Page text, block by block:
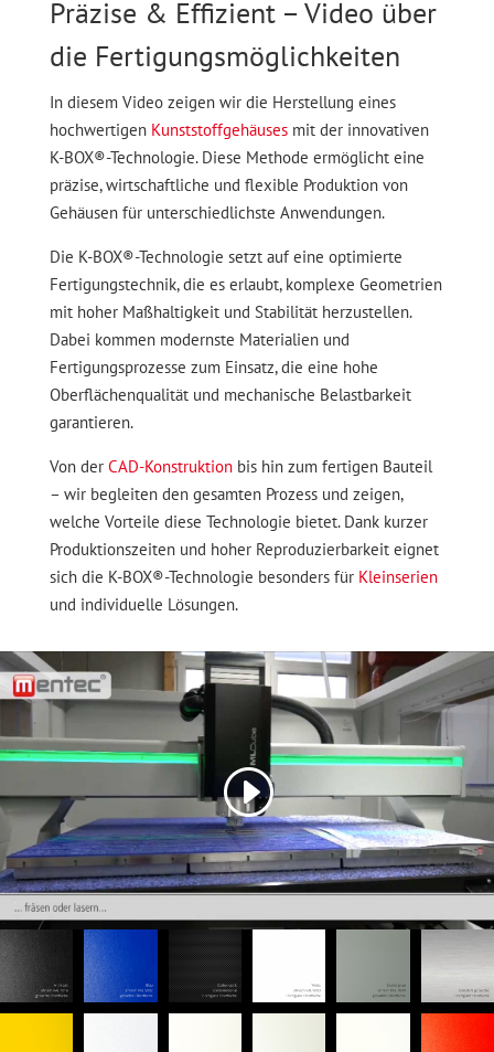
Präzise & Effizient – Video über
die Fertigungsmöglichkeiten
In diesem Video zeigen wir die Herstellung eines
hochwertigen Kunststoffgehäusesmit der innovativen
K-BOX®-Technologie. Diese Methode ermöglicht eine
präzise, wirtschaftliche und flexible Produktion von
Gehäusen für unterschiedlichste Anwendungen.
Die K-BOX®-Technologie setzt auf eine optimierte
Fertigungstechnik, die es erlaubt, komplexe Geometrien
mit hoher Maßhaltigkeit und Stabilität herzustellen.
Dabei kommen modernste Materialien und
Fertigungsprozesse zum Einsatz, die eine hohe
Oberflächenqualität und mechanische Belastbarkeit
garantieren.
Von der CAD-Konstruktionbis hin zum fertigen Bauteil
– wir begleiten den gesamten Prozess und zeigen,
welche Vorteile diese Technologie bietet. Dank kurzer
Produktionszeiten und hoher Reproduzierbarkeit eignet
sich die K-BOX®-Technologie besonders für Kleinserien
und individuelle Lösungen.